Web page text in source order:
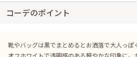
コーデのポイント
靴やバッグは黒でまとめるとお洒落で大人っぽ